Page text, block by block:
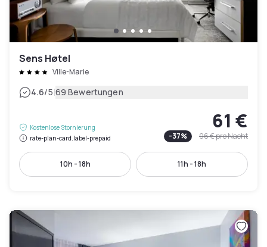
Sens Høtel
Ville-Marie
4.6/5|69 Bewertungen
Kostenlose Stornierung
rate-plan-card.label-prepaid
61 €
-37% 96 €pro Nacht
10h - 18h 11h - 18h